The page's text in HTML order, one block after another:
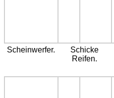
Scheinwerfer.
Schicke
Reifen.